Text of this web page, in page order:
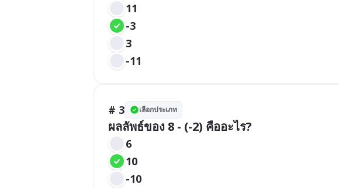
11
-3
3
-11
# 3 เลือกประเภท
ผลลัพธ์ของ 8 - (-2) คืออะไร?
6
10
-10